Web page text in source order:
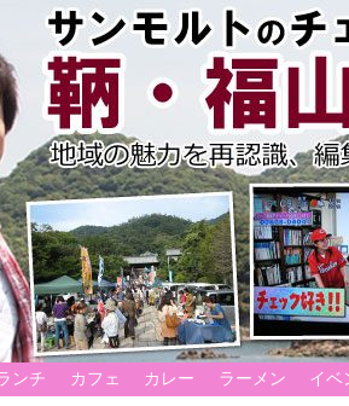
ンチ カフェ カレー ラーメン イベ